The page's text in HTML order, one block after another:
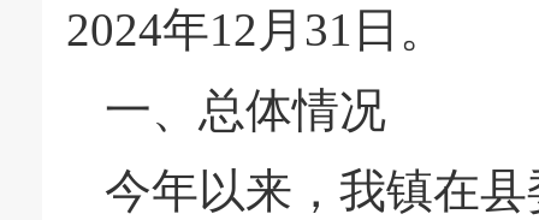
2024年12月31日。
一、总体情况
今年以来，我镇在